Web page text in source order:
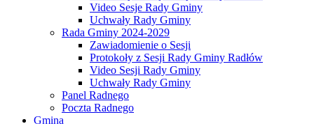
Video Sesje Rady Gminy
Uchwały Rady Gminy
Rada Gminy 2024-2029
Zawiadomienie o Sesji
Protokoły z Sesji Rady Gminy Radłów
Video Sesji Rady Gminy
Uchwały Rady Gminy
Panel Radnego
Poczta Radnego
Gmina